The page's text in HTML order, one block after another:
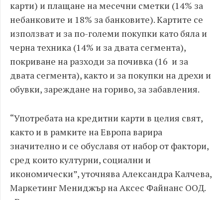
карти) и плащане на месечни сметки (14% за
небанковите и 18% за банковите). Картите се
използват и за по-големи покупки като бяла и
черна техника (14% и за двата сегмента),
покриване на разходи за почивка (16 и за
двата сегмента), както и за покупки на дрехи и
обувки, зареждане на гориво, за забавления.
“Употребата на кредитни карти в целия свят,
както и в рамките на Европа варира
значително и се обуславя от набор от фактори,
сред които културни, социални и
икономически”, уточнява Александра Калчева,
Маркетинг Мениджър на Аксес Файнанс ООД.